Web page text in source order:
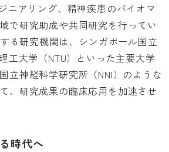
ニアリング、精神疾患のバイオマ
で研究助成や共同研究を行ってい
る研究機関は、シンガポール国立
工大学（NTU）といった主要大学
立神経科学研究所（NNI）のような
、研究成果の臨床応用を加速させ
時代へ